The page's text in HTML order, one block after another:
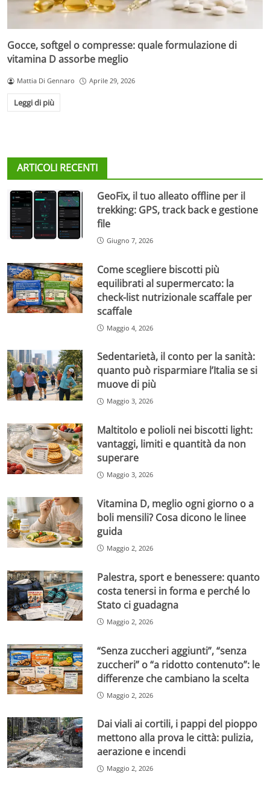
Gocce, softgel o compresse: quale formulazione di
vitamina D assorbe meglio
Mattia Di Gennaro Aprile 29, 2026
Leggi di più
ARTICOLI RECENTI
GeoFix, il tuo alleato offline per il
trekking: GPS, track back e gestione
file
Giugno 7, 2026
Come scegliere biscotti più
equilibrati al supermercato: la
check-list nutrizionale scaffale per
scaffale
Maggio 4, 2026
Sedentarietà, il conto per la sanità:
quanto può risparmiare l’Italia se si
muove di più
Maggio 3, 2026
Maltitolo e polioli nei biscotti light:
vantaggi, limiti e quantità da non
superare
Maggio 3, 2026
Vitamina D, meglio ogni giorno o a
boli mensili? Cosa dicono le linee
guida
Maggio 2, 2026
Palestra, sport e benessere: quanto
costa tenersi in forma e perché lo
Stato ci guadagna
Maggio 2, 2026
“Senza zuccheri aggiunti”, “senza
zuccheri” o “a ridotto contenuto”: le
differenze che cambiano la scelta
Maggio 2, 2026
Dai viali ai cortili, i pappi del pioppo
mettono alla prova le città: pulizia,
aerazione e incendi
Maggio 2, 2026